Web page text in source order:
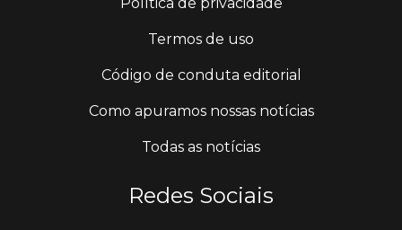
Termos de uso
Código de conduta editorial
Como apuramos nossas notícias
Todas as notícias
Redes Sociais